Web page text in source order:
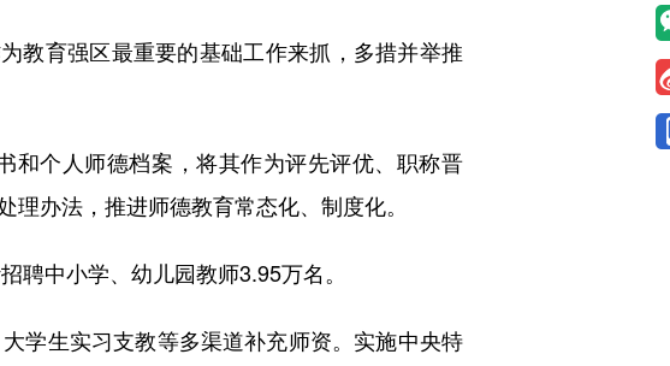
育强区最重要的基础工作来抓，多措并举推
个人师德档案，将其作为评先评优、职称晋
办法，推进师德教育常态化、制度化。
中小学、幼儿园教师3.95万名。
生实习支教等多渠道补充师资。实施中央特